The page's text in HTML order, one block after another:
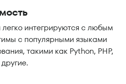
интегрируются с любым
с популярными языками
такими как Python, PHP,